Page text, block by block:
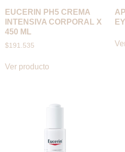
EUCERIN PH5 CREMA
INTENSIVA CORPORAL X
450 ML
$191.535
Ver producto